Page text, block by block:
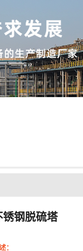
锈钢脱硫塔
：